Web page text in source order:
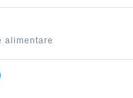
alimentare